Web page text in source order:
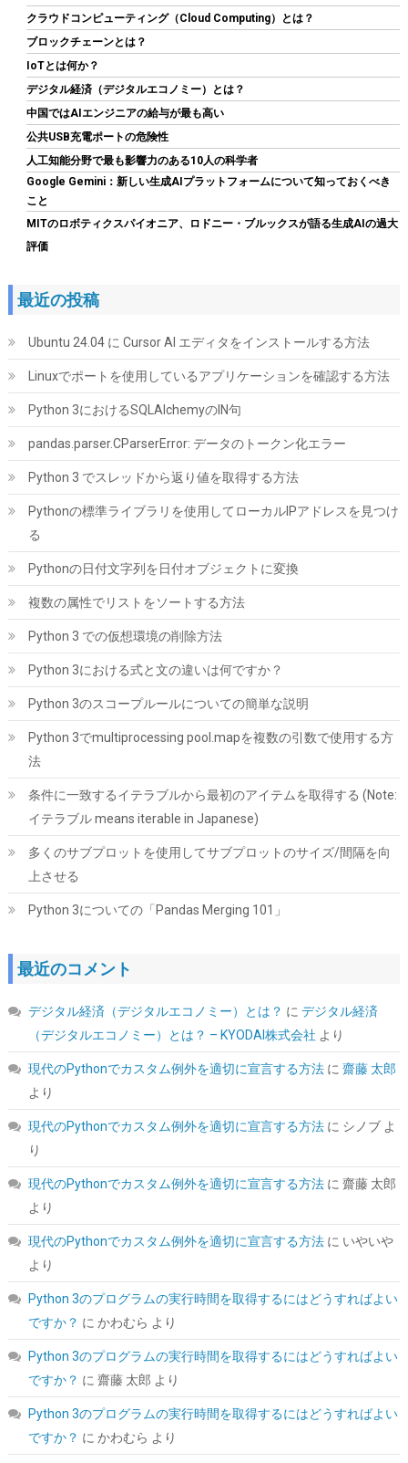
CORSAIR RM850e 2025モデル PC電源ユニット 850W PCIE 5.1 対
応 80PLUS Gold認証 ATX 3.1 認証済 フルモジュラー 12V-2x6 ケ
ーブル付属 CP-9020296-JP
ちら)
Amazon限定 キオクシア 内蔵SSD 1TB PCIe Gen4×4 NVMe M.2
2280 読込7,200M SSD-CK1.0N4B/R
(54519) GBP 159.04
詳細は
こちら
DDR5-5600 32GB×2枚 (64GB) 相性保証 288pin シー・エフ・デー
販売 CFD Standard W5U5600CS-32GC46F
TEAMGROUP (旧称 Team) T-FORCE DELTA RGB DDR5 6000MHz
32GB (16GBx2枚) CL38 PC5-48000 デスクトップ用 メモリ ホワ
イト Intel XMP3.0 / AMD EXPO 両対応【TEAMジャパン 国内正規
品・メーカー無期限保証】FF4D532G6000HC38ADC01
(54584) GBP 370.75
詳細は
こちら
MSI MAG A850GL PCIE5 PC電源ユニット 850W ATX3.1/PCIe 5.1
対応 80PLUS GOLD認証 フルモジュラー 7年保証 PS1327
( 543229) GBP 68.87
こちら
)
クラウドコンピューティング（Cloud Computing）とは？
ブロックチェーンとは？
IoTとは何か？
デジタル経済（デジタルエコノミー）とは？
中国ではAIエンジニアの給与が最も高い
公共USB充電ポートの危険性
人工知能分野で最も影響力のある10人の科学者
Google Gemini：新しい生成AIプラットフォームについて知っておくべき
こと
MITのロボティクスパイオニア、ロドニー・ブルックスが語る生成AIの過大
評価
最近の投稿
Ubuntu 24.04 に Cursor AI エディタをインストールする方法
Linuxでポートを使用しているアプリケーションを確認する方法
Python 3におけるSQLAlchemyのIN句
pandas.parser.CParserError: データのトークン化エラー
Python 3 でスレッドから返り値を取得する方法
Pythonの標準ライブラリを使用してローカルIPアドレスを見つけ
る
Pythonの日付文字列を日付オブジェクトに変換
複数の属性でリストをソートする方法
Python 3 での仮想環境の削除方法
Python 3における式と文の違いは何ですか？
Python 3のスコープルールについての簡単な説明
Python 3でmultiprocessing pool.mapを複数の引数で使用する方
法
条件に一致するイテラブルから最初のアイテムを取得する (Note:
イテラブル means iterable in Japanese)
多くのサブプロットを使用してサブプロットのサイズ/間隔を向
上させる
Python 3についての「Pandas Merging 101」
最近のコメント
デジタル経済（デジタルエコノミー）とは？ に デジタル経済
（デジタルエコノミー）とは？ – KYODAI株式会社 より
現代のPythonでカスタム例外を適切に宣言する方法に 齋藤 太郎
より
現代のPythonでカスタム例外を適切に宣言する方法に シノブよ
り
現代のPythonでカスタム例外を適切に宣言する方法に 齋藤 太郎
より
現代のPythonでカスタム例外を適切に宣言する方法に いやいや
より
Python 3のプログラムの実行時間を取得するにはどうすればよい
ですか？ に かわむら より
Python 3のプログラムの実行時間を取得するにはどうすればよい
ですか？ に 齋藤 太郎 より
Python 3のプログラムの実行時間を取得するにはどうすればよい
ですか？ に かわむら より